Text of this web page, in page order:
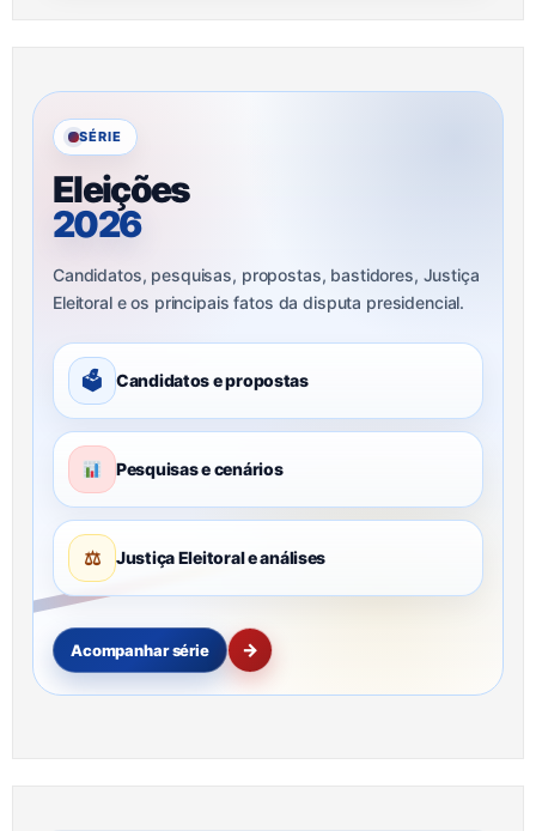
SÉRIE
Eleições
2026
Candidatos, pesquisas, propostas, bastidores, Justiça
Eleitoral e os principais fatos da disputa presidencial.
🗳 Candidatos e propostas
Pesquisas e cenários
⚖ Justiça Eleitoral e análises
Acompanhar série →